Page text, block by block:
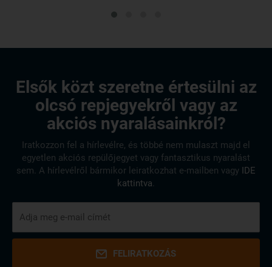
Elsők közt szeretne értesülni az
olcsó repjegyekről vagy az
akciós nyaralásainkról?
Iratkozzon fel a hírlevélre, és többé nem mulaszt majd el
egyetlen akciós repülőjegyet vagy fantasztikus nyaralást
sem. A hírlevélről bármikor leiratkozhat e-mailben vagy
IDE
kattintva.
FELIRATKOZÁS